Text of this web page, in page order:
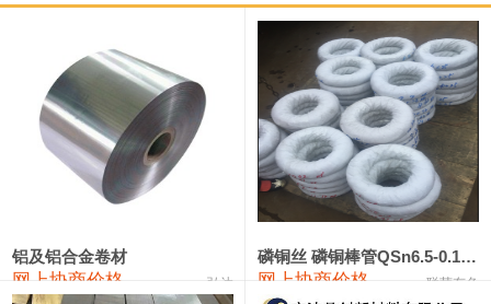
331,000 -10,000
89,000—95,000 92,000 1,000
2#锑 85,000—91,000 88,000 1,000
1#镁 17,000—18,000 17,500 0
18,900—19,100 19,000 100
1#电解锰(99.7%袋装) 18,000—18,200 18,100 100
1#铬 60,000—82,000
铝及铝合金卷材
网上协商价格 弘达
磷铜丝 磷铜棒管QSn6.5-0.1 7-0.2 8-0.3
网上协商价格 联荣有色